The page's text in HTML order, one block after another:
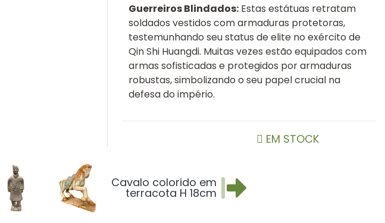
Guerreiros Blindados: Estas estátuas retratam
soldados vestidos com armaduras protetoras,
testemunhando seu status de elite no exército de
Qin Shi Huangdi. Muitas vezes estão equipados com
armas sofisticadas e protegidos por armaduras
robustas, simbolizando o seu papel crucial na
defesa do império.
EM STOCK
Cavalo colorido em
terracota H 18cm